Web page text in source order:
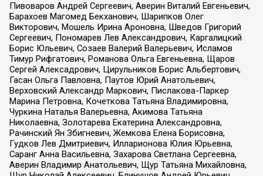
Пивоваров Андрей Сергеевич, Аверин Виталий Евгеньевич,
Барахоев Магомед Бекханович, Шарипков Олег
Викторович, Мошель Ирина Ароновна, Шведов Григорий
Сергеевич, Пономарев Лев Александрович, Каргалицкий
Борис Юльевич, Созаев Валерий Валерьевич, Исламов
Тимур Рифгатович, Романова Ольга Евгеньевна, Щаров
Сергей Алексадрович, Цирульников Борис Альбертович,
Гасан Ольга Павловна, Паутов Юрий Анатольевич,
Верховский Александр Маркович, Пислакова-Паркер
Марина Петровна, Кочеткова Татьяна Владимировна,
Чуркина Наталья Валерьевна, Акимова Татьяна
Николаевна, Золотарева Екатерина Александровна,
Рачинский Ян Збигневич, Жемкова Елена Борисовна,
Гудков Лев Дмитриевич, Илларионова Юлия Юрьевна,
Саранг Анна Васильевна, Захарова Светлана Сергеевна,
Аверин Владимир Анатольевич, Щур Татьяна Михайловна,